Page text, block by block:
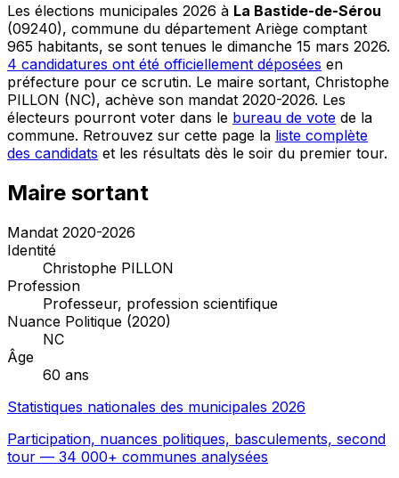
Les élections municipales 2026 à La Bastide-de-Sérou
(09240), commune du département Ariège comptant
965 habitants, se sont tenues le dimanche 15 mars 2026.
4 candidatures ont été officiellement déposées en
préfecture pour ce scrutin. Le maire sortant, Christophe
PILLON (NC), achève son mandat 2020-2026. Les
électeurs pourront voter dans le bureau de vote de la
commune. Retrouvez sur cette page la liste complète
des candidats et les résultats dès le soir du premier tour.
Maire sortant
Mandat 2020-2026
Identité
Christophe PILLON
Profession
Professeur, profession scientifique
Nuance Politique (2020)
NC
Âge
60 ans
Statistiques nationales des municipales 2026
Participation, nuances politiques, basculements, second
tour — 34 000+ communes analysées